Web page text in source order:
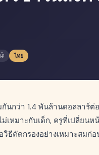
ไทย
กันกว่า 1.4 พันล้านดอลลาร์
เหมาะกับเด็ก, ครูที่เปลี่ยน
ธีคัดกรองอย่างเหมาะสมก่